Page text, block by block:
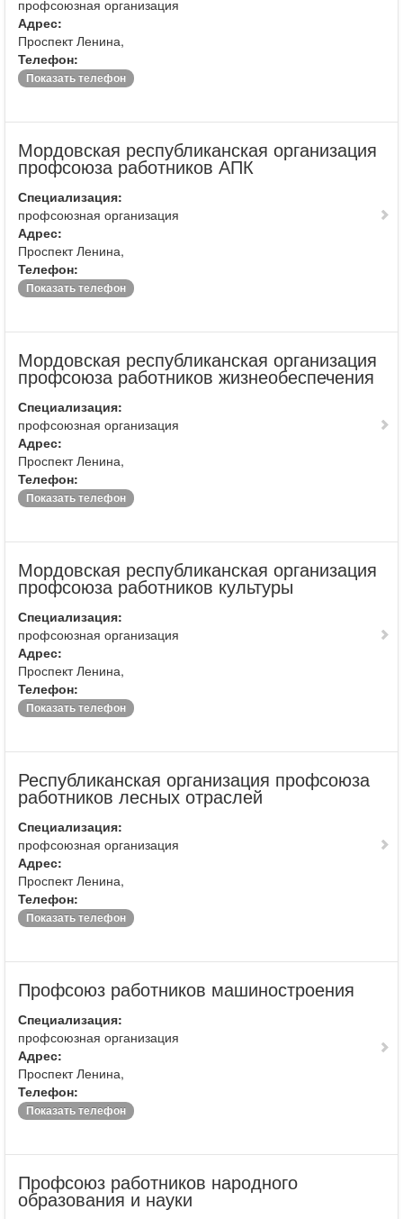
профсоюзная организация
Адрес:
Проспект Ленина,
Телефон:
Показать телефон
Мордовская республиканская организация
профсоюза работников АПК
Специализация:
профсоюзная организация
Адрес:
Проспект Ленина,
Телефон:
Показать телефон
Мордовская республиканская организация
профсоюза работников жизнеобеспечения
Специализация:
профсоюзная организация
Адрес:
Проспект Ленина,
Телефон:
Показать телефон
Мордовская республиканская организация
профсоюза работников культуры
Специализация:
профсоюзная организация
Адрес:
Проспект Ленина,
Телефон:
Показать телефон
Республиканская организация профсоюза
работников лесных отраслей
Специализация:
профсоюзная организация
Адрес:
Проспект Ленина,
Телефон:
Показать телефон
Профсоюз работников машиностроения
Специализация:
профсоюзная организация
Адрес:
Проспект Ленина,
Телефон:
Показать телефон
Профсоюз работников народного
образования и науки